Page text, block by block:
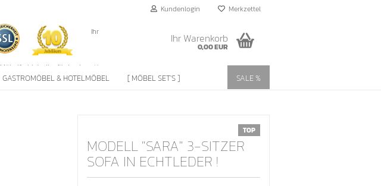
Kundenlogin
Konto erstellen
Merkzettel
Ihr
Möbelfachhändler für hochwertige
Wohnlandschaften
Ihr Warenkorb
0,00 EUR
GASTROMÖBEL & HOTELMÖBEL [ MÖBEL SET'S ] SALE %
TOP
MODELL "SARA" 3-SITZER
SOFA IN ECHTLEDER !